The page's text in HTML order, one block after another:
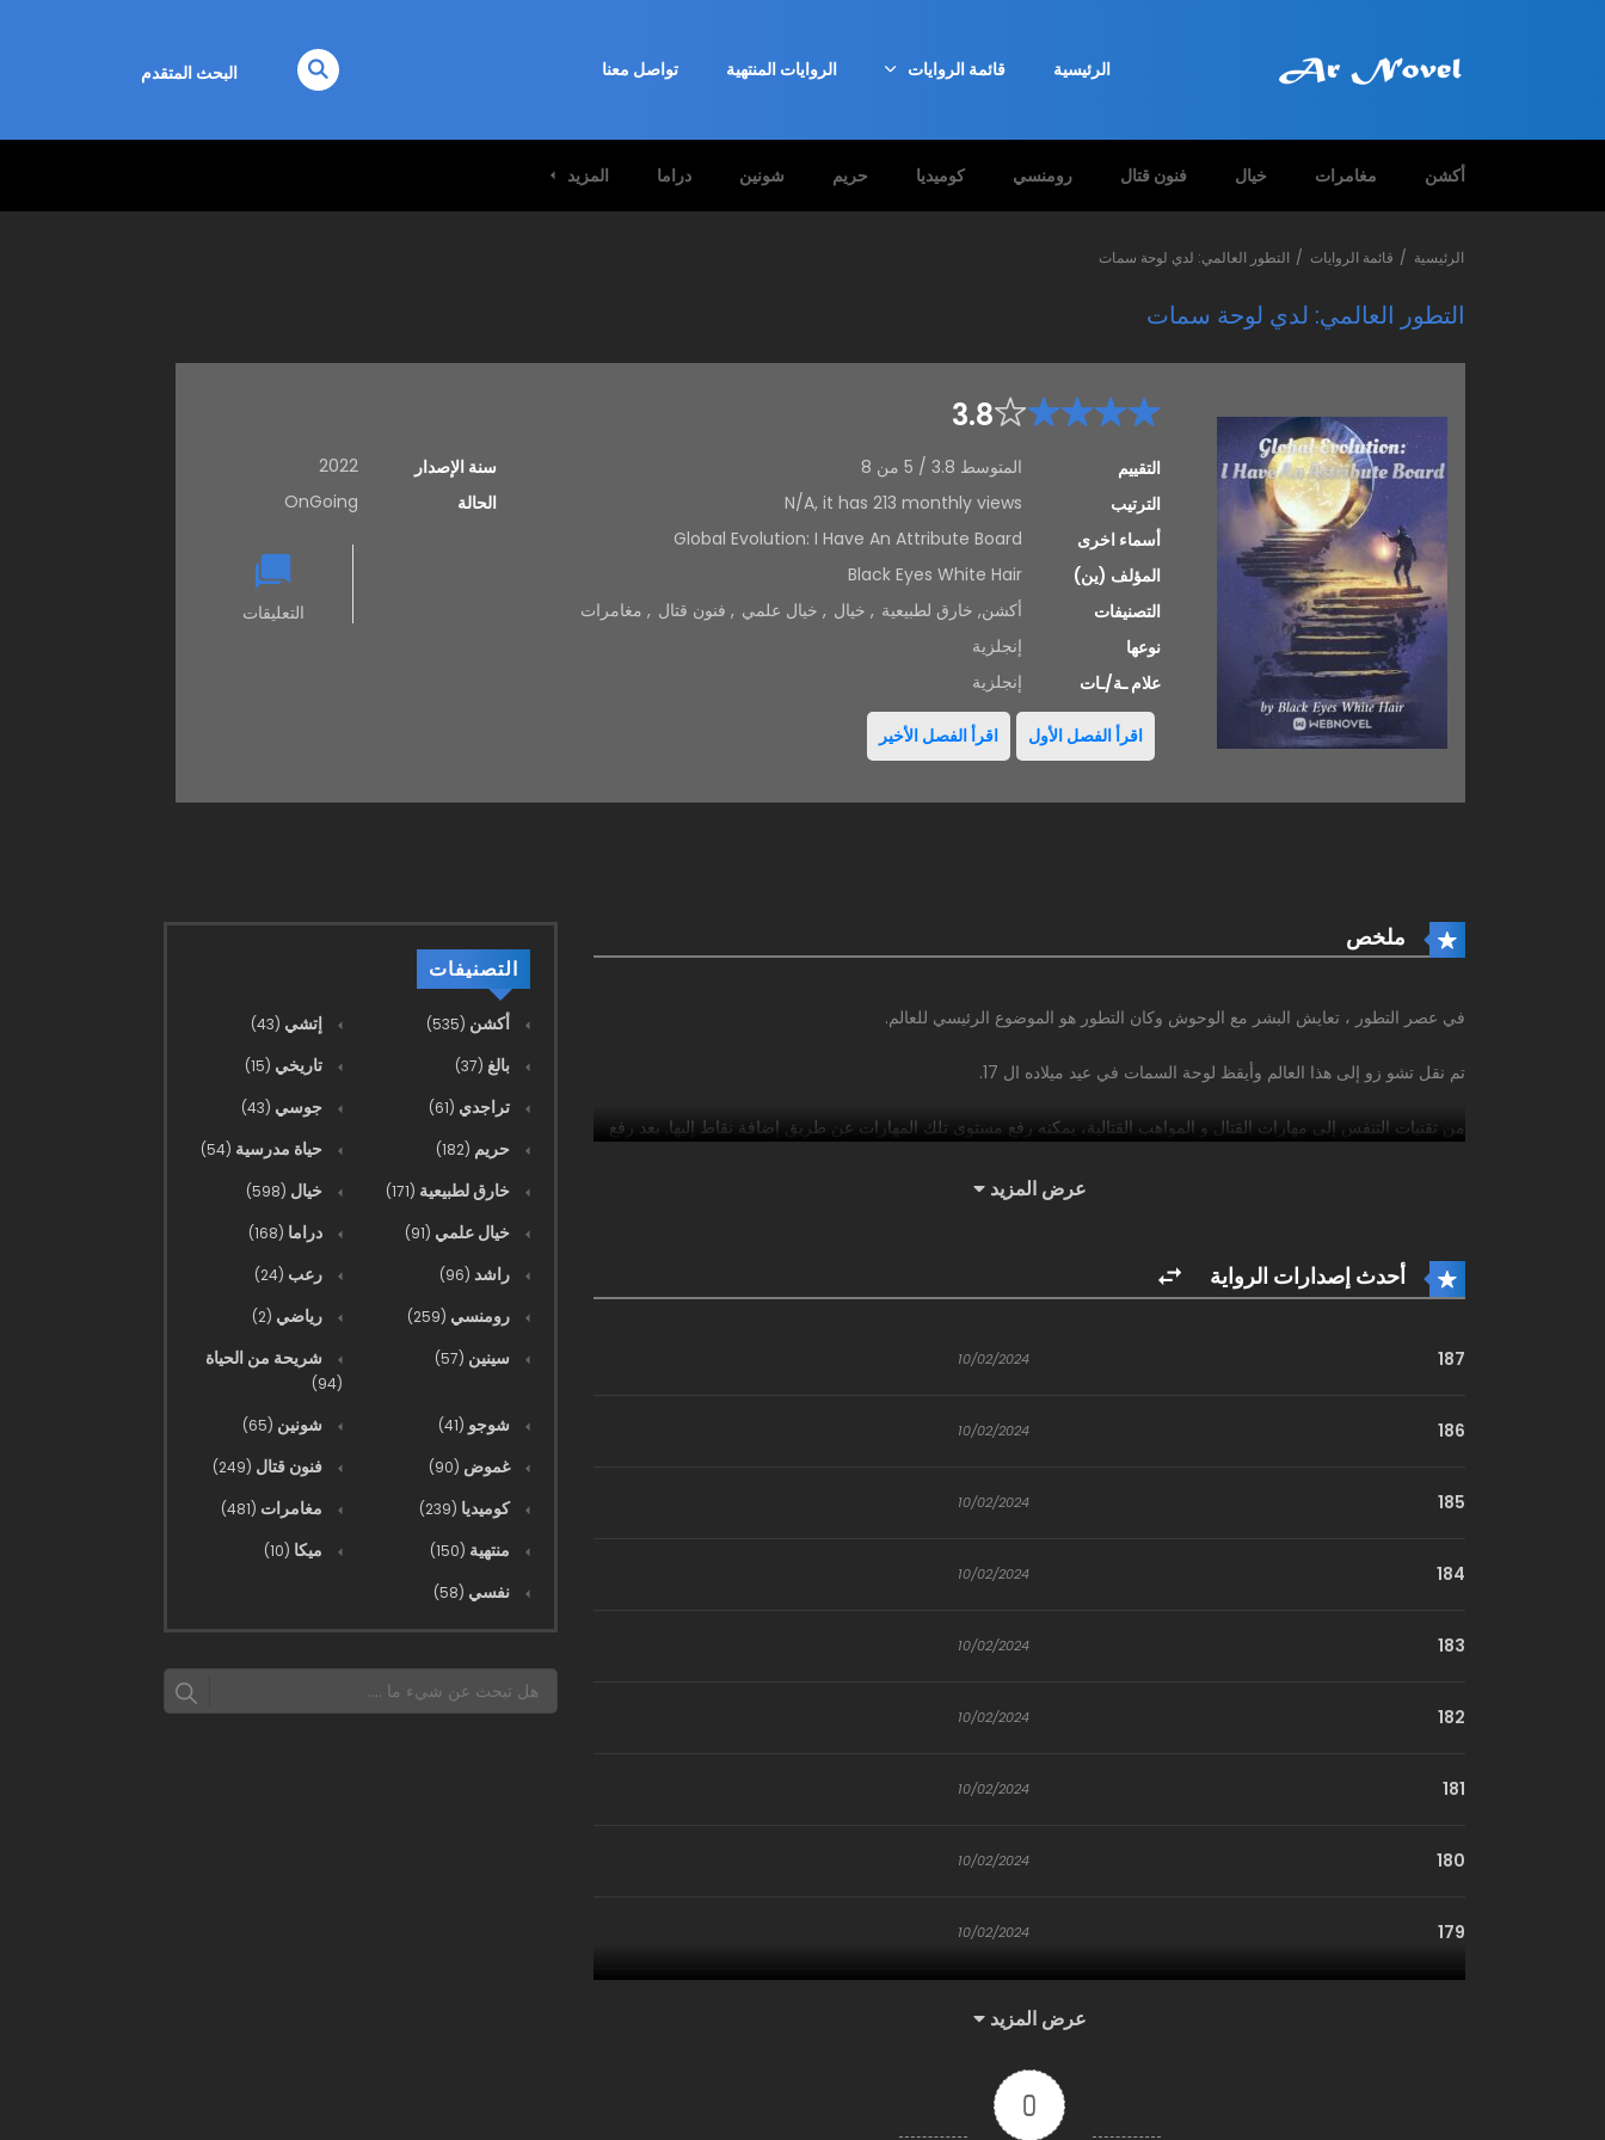
الرئيسية قائمة الروايات الروايات المنتهية تواصل معنا البحث المتقدم
أكشن مغامرات خيال فنون قتال رومنسي كوميديا حريم شونين دراما المزيد
الرئيسية قائمة الروايات التطور العالمي: لدي لوحة سمات
التطور العالمي: لدي لوحة سمات
3.8
التقييم المتوسط 3.8
/
5 من 8
الترتيب
N/A, it has 213 monthly views
أسماء اخرى
Global Evolution: I Have An Attribute Board
المؤلف (ين)
Black Eyes White Hair
التصنيفات
أكشن, خارق لطبيعية , خيال , خيال علمي , فنون قتال , مغامرات
نوعها
إنجلزية
علام ـة/ـات
إنجلزية
سنة الإصدار
2022
الحالة
OnGoing
التعليقات
اقرأ الفصل الأول اقرأ الفصل الأخير
ملخص
في عصر التطور ، تعايش البشر مع الوحوش وكان التطور هو الموضوع الرئيسي للعالم.
تم نقل تشو زو إلى هذا العالم وأيقظ لوحة السمات في عيد ميلاده ال 17.
من تقنيات التنفس إلى مهارات القتال و المواهب القتالية، يمكنه رفع مستوى تلك المهارات عن طريق إضافة نقاط إليها. بعد رفع
وآل*هة الكون الحقيقيين، وقديسي الكون، أنهى حياته حتى ذلك الحين بجملة. “كل ما اكتسبته حتى الآن هو من خلال عملي الجاد…
لإضافة النقاط!”
عرض المزيد
أحدث إصدارات الرواية
187
10/02/2024
186
10/02/2024
185
10/02/2024
184
10/02/2024
183
10/02/2024
182
10/02/2024
181
10/02/2024
180
10/02/2024
179
10/02/2024
10/02/2024
عرض المزيد
0
التصنيفات
أكشن (535) إتشي (43)
بالغ (37) تاريخي (15)
تراجدي (61) جوسي (43)
حريم (182) حياة مدرسية (54)
خارق لطبيعية (171) خيال (598)
خيال علمي (91) دراما (168)
راشد (96) رعب (24)
رومنسي (259) رياضي (2)
سينين (57) شريحة من الحياة
(94)
شوجو (41) شونين (65)
غموض (90) فنون قتال (249)
كوميديا (239) مغامرات (481)
منتهية (150) ميكا (10)
نفسي (58)